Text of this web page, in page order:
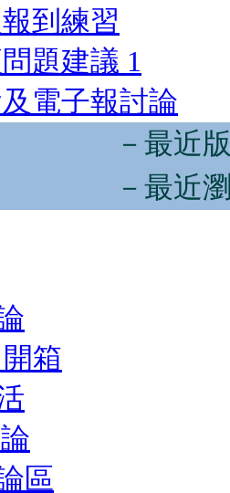
到練習
題建議 1
電子報討論
－最近
－最近
箱
區